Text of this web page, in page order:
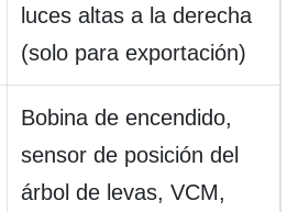
luces altas a la derecha
(solo para exportación)
Bobina de encendido,
sensor de posición del
árbol de levas, VCM,